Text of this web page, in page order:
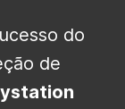
do
de